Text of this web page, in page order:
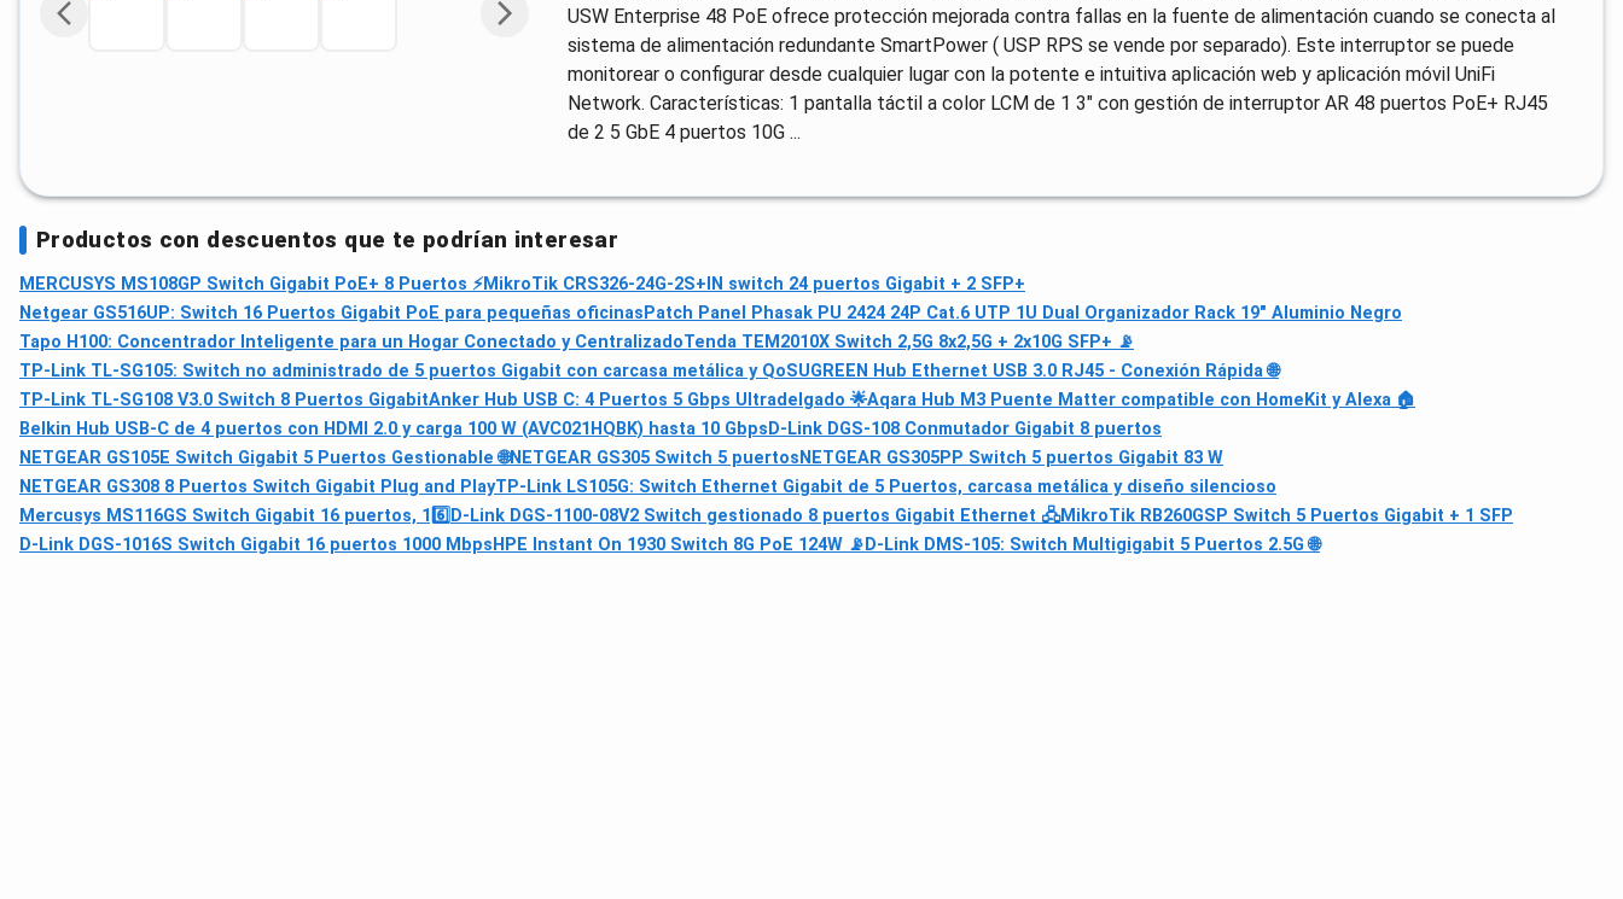
USW Enterprise 48 PoE ofrece protección mejorada contra fallas en la fuente de alimentación cuando se conecta al
sistema de alimentación redundante SmartPower ( USP RPS se vende por separado). Este interruptor se puede
monitorear o configurar desde cualquier lugar con la potente e intuitiva aplicación web y aplicación móvil UniFi
Network. Características: 1 pantalla táctil a color LCM de 1 3" con gestión de interruptor AR 48 puertos PoE+ RJ45
de 2 5 GbE 4 puertos 10G ...
Productos con descuentos que te podrían interesar
MERCUSYS MS108GP Switch Gigabit PoE+ 8 Puertos ⚡MikroTik CRS326-24G-2S+IN switch 24 puertos Gigabit + 2 SFP+
Netgear GS516UP: Switch 16 Puertos Gigabit PoE para pequeñas oficinas Patch Panel Phasak PU 2424 24P Cat.6 UTP 1U Dual Organizador Rack 19″ Aluminio Negro
Tapo H100: Concentrador Inteligente para un Hogar Conectado y CentralizadoTenda TEM2010X Switch 2,5G 8x2,5G + 2x10G SFP+ 📡
TP-Link TL-SG105: Switch no administrado de 5 puertos Gigabit con carcasa metálica y QoSUGREEN Hub Ethernet USB 3.0 RJ45 - Conexión Rápida 🌐
TP-Link TL-SG108 V3.0 Switch 8 Puertos GigabitAnker Hub USB C: 4 Puertos 5 Gbps Ultradelgado 🌟Aqara Hub M3 Puente Matter compatible con HomeKit y Alexa 🏠
Belkin Hub USB‑C de 4 puertos con HDMI 2.0 y carga 100 W (AVC021HQBK) hasta 10 Gbps D-Link DGS-108 Conmutador Gigabit 8 puertos
NETGEAR GS105E Switch Gigabit 5 Puertos Gestionable 🌐NETGEAR GS305 Switch 5 puertos NETGEAR GS305PP Switch 5 puertos Gigabit 83 W
NETGEAR GS308 8 Puertos Switch Gigabit Plug and PlayTP-Link LS105G: Switch Ethernet Gigabit de 5 Puertos, carcasa metálica y diseño silencioso
Mercusys MS116GS Switch Gigabit 16 puertos, 16️⃣ D-Link DGS-1100-08V2 Switch gestionado 8 puertos Gigabit Ethernet 🖧MikroTik RB260GSP Switch 5 Puertos Gigabit + 1 SFP
D-Link DGS-1016S Switch Gigabit 16 puertos 1000 Mbps HPE Instant On 1930 Switch 8G PoE 124W 📡 D-Link DMS-105: Switch Multigigabit 5 Puertos 2.5G 🌐